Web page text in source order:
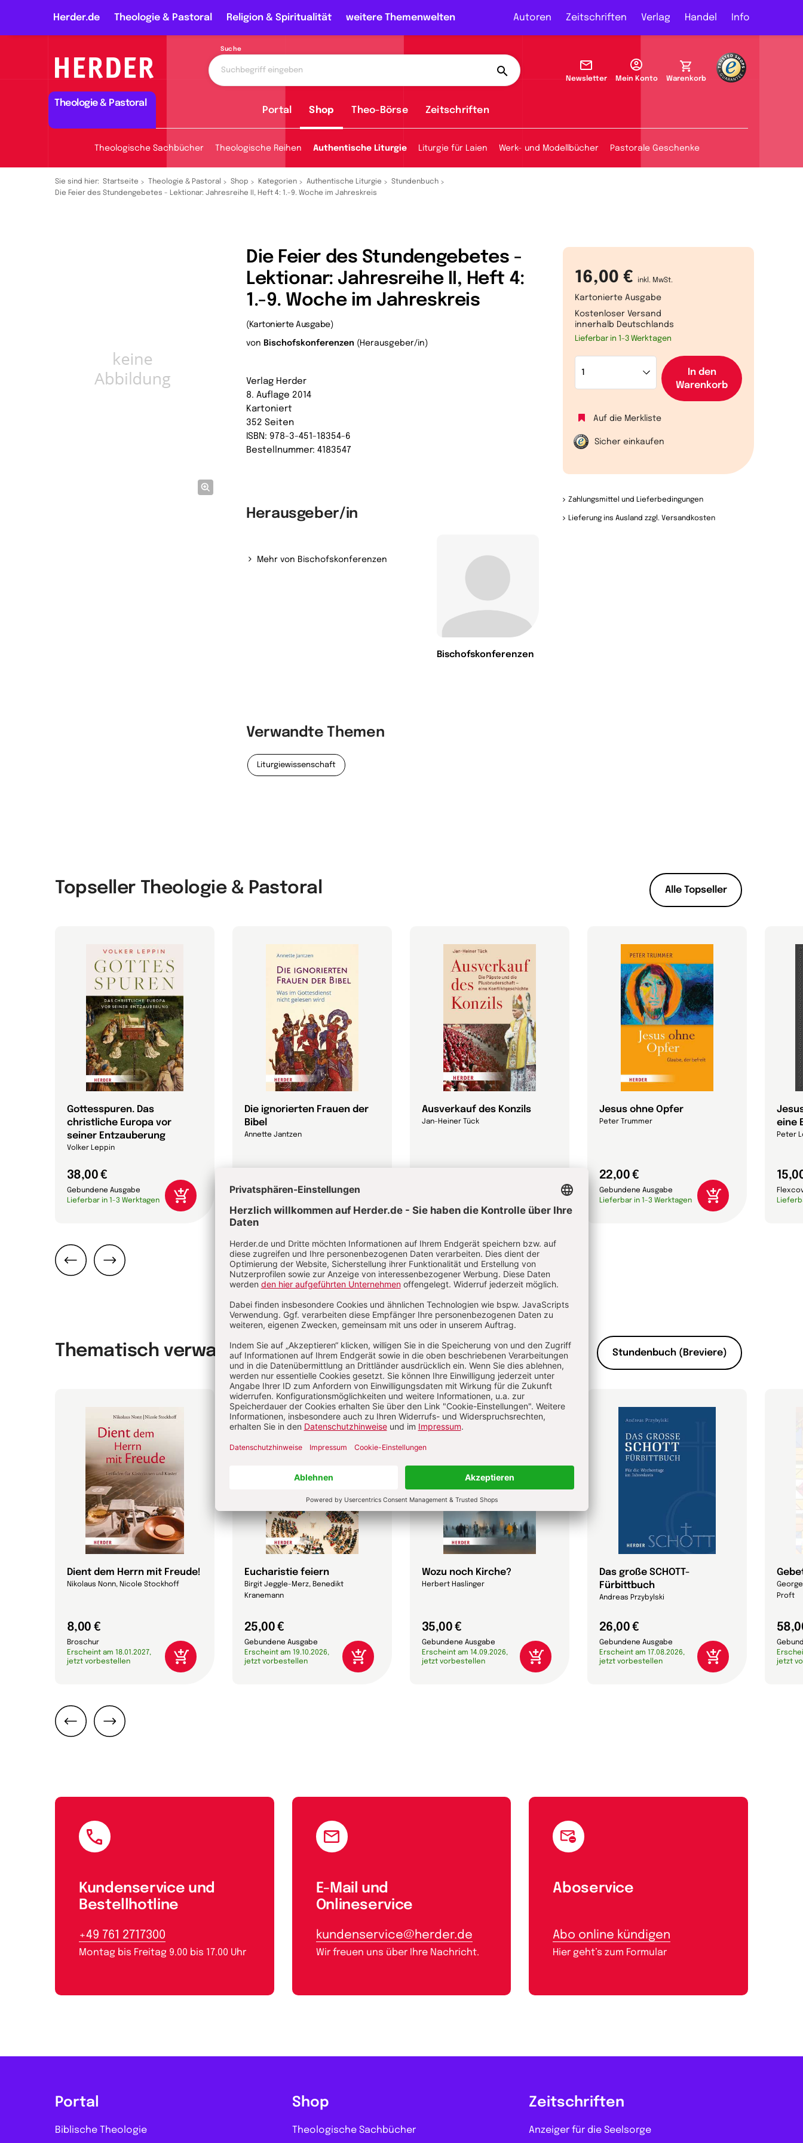
Herder.de Theologie & Pastoral Religion & Spiritualität weitere Themenwelten Autoren Zeitschriften Verlag Handel Info
Suche
Theologie & Pastoral
Newsletter Mein Konto Warenkorb
Portal Shop Theo-Börse Zeitschriften
Theologische Sachbücher Theologische Reihen Authentische Liturgie Liturgie für Laien Werk- und Modellbücher Pastorale Geschenke
Sie sind hier: Startseite Theologie & Pastoral Shop Kategorien Authentische Liturgie
Stundenbuch
Die Feier des Stundengebetes - Lektionar: Jahresreihe II, Heft 4: 1.-9. Woche im Jahreskreis
16,00 € inkl. MwSt.
Kartonierte Ausgabe
Kostenloser Versand
innerhalb Deutschlands
Lieferbar in 1-3 Werktagen
In den
Warenkorb
Auf die Merkliste
Sicher einkaufen
Zahlungsmittel und Lieferbedingungen
Lieferung ins Ausland zzgl. Versandkosten
Die Feier des Stundengebetes -
Lektionar: Jahresreihe II, Heft 4:
1.-9. Woche im Jahreskreis
(Kartonierte Ausgabe)
von Bischofskonferenzen (Herausgeber/in)
Verlag Herder
8. Auflage 2014
Kartoniert
352 Seiten
ISBN: 978-3-451-18354-6
Bestellnummer: 4183547
Herausgeber/in
Bischofskonferenzen
Mehr von Bischofskonferenzen
Verwandte Themen
Liturgiewissenschaft
Topseller Theologie & Pastoral Alle Topseller
Gottesspuren. Das
christliche Europa vor
seiner Entzauberung
Volker Leppin
38,00 €
Gebundene Ausgabe
Lieferbar in 1-3 Werktagen
Die ignorierten Frauen der
Bibel
Annette Jantzen
Gebundene Ausgabe
Ausverkauf des Konzils
Jan-Heiner Tück
Jesus ohne Opfer
Peter Trummer
22,00 €
Gebundene Ausgabe
Lieferbar in 1-3 Werktagen
eine
Peter
Thematisch verwandt Stundenbuch (Breviere)
Dient dem Herrn mit Freude!
Nikolaus Nonn, Nicole Stockhoff
8,00 €
Broschur
Erscheint am 18.01.2027,
jetzt vorbestellen
Eucharistie feiern
Birgit Jeggle-Merz, Benedikt
Kranemann
25,00 €
Gebundene Ausgabe
Erscheint am 19.10.2026,
jetzt vorbestellen
Wozu noch Kirche?
Herbert Haslinger
35,00 €
Gebundene Ausgabe
Erscheint am 14.09.2026,
jetzt vorbestellen
Das große SCHOTT-
Fürbittbuch
Andreas Przybylski
26,00 €
Gebundene Ausgabe
Erscheint am 17.08.2026,
jetzt vorbestellen
Proft
jetzt
Kundenservice und
Bestellhotline
+49 761 2717300
Montag bis Freitag 9.00 bis 17.00 Uhr
E-Mail und
Onlineservice
kundenservice@herder.de
Wir freuen uns über Ihre Nachricht.
Aboservice
Abo online kündigen
Hier geht’s zum Formular
Portal
Biblische Theologie
Shop
Theologische Sachbücher
Zeitschriften
Anzeiger für die Seelsorge